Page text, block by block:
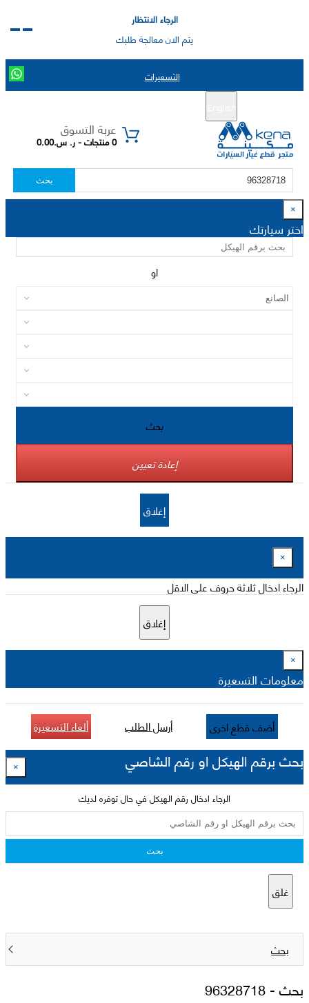
الرجاء الانتظار
يتم الان معالجة طلبك
التسعيرات
عربة التسوق
0 منتجات - ر. س.0.00
بحث
×
اختر سيارتك
او
بحث
إعادة تعيين
إغلاق
×
الرجاء ادخال ثلاثة حروف على الاقل
إغلاق
×
معلومات التسعيرة
أضف قطع اخرى أرسل الطلب ألغاء التسعيرة
بحث برقم الهيكل او رقم الشاصي ×
الرجاء ادخال رقم الهيكل في حال توفره لديك
بحث
غلق
بحث
بحث -96328718